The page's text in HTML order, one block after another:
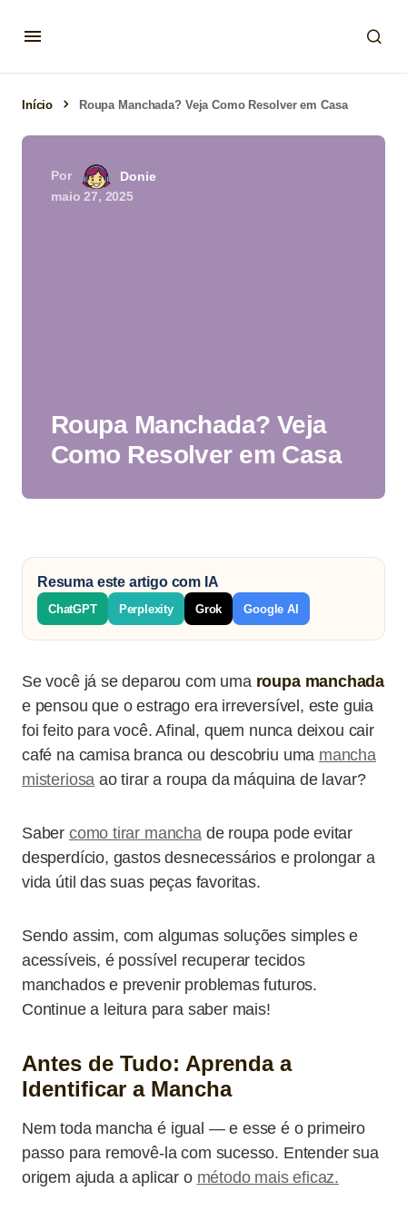
Início Roupa Manchada? Veja Como Resolver em Casa
Por
Donie
maio 27, 2025
Roupa Manchada? Veja
Como Resolver em Casa
Resuma este artigo com IA
ChatGPT Perplexity Grok Google AI
Se você já se deparou com uma roupa manchada
e pensou que o estrago era irreversível, este guia
foi feito para você. Afinal, quem nunca deixou cair
café na camisa branca ou descobriu uma mancha
misteriosa ao tirar a roupa da máquina de lavar?
Saber como tirar manchade roupa pode evitar
desperdício, gastos desnecessários e prolongar a
vida útil das suas peças favoritas.
Sendo assim, com algumas soluções simples e
acessíveis, é possível recuperar tecidos
manchados e prevenir problemas futuros.
Continue a leitura para saber mais!
Antes de Tudo: Aprenda a
Identificar a Mancha
Nem toda mancha é igual — e esse é o primeiro
passo para removê-la com sucesso. Entender sua
origem ajuda a aplicar o método mais eficaz.